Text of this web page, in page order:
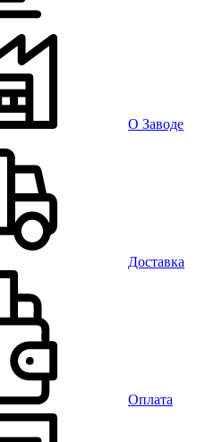
О Заводе
Доставка
Оплата